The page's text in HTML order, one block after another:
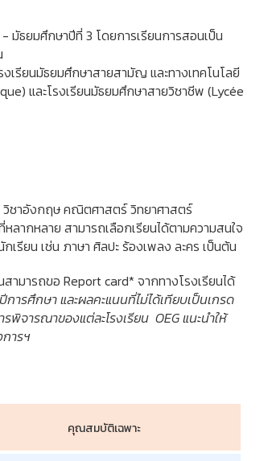
ธยมศึกษาปีที่ 3 โดยการเรียนการสอนเป็น
เรียนมัธยมศึกษาสายสามัญ และทางเทคโนโลยี
และโรงเรียนมัธยมศึกษาสายวิชาชีพ (Lycée
วิชาอังกฤษ คณิตศาสตร์ วิทยาศาสตร์
ากหลาย สามารถเลือกเรียนได้ตามความสนใจ
เรียน เช่น ภาษา ศิลปะ ร้องเพลง ละคร เป็นต้น
สามารถขอ Report card* จากทางโรงเรียนได้
การศึกษา และผลคะแนนที่ไม่ได้เทียบเป็นเกรด
พิจารณาของแต่ละโรงเรียน OEG แนะนำให้
ารฯ
คุณสมบัติเฉพาะ